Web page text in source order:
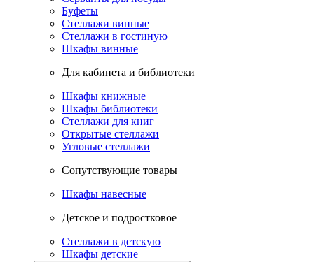
Буфеты
Стеллажи винные
Стеллажи в гостиную
Шкафы винные
Для кабинета и библиотеки
Шкафы книжные
Шкафы библиотеки
Стеллажи для книг
Открытые стеллажи
Угловые стеллажи
Сопутствующие товары
Шкафы навесные
Детское и подростковое
Стеллажи в детскую
Шкафы детские